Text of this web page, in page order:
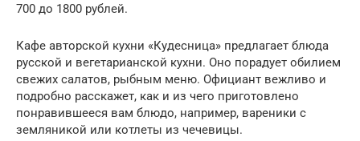
700 до 1800 рублей.
Кафе авторской кухни «Кудесница» предлагает блюда
русской и вегетарианской кухни. Оно порадует обилием
свежих салатов, рыбным меню. Официант вежливо и
подробно расскажет, как и из чего приготовлено
понравившееся вам блюдо, например, вареники с
земляникой или котлеты из чечевицы.